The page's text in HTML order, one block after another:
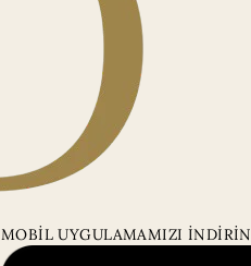
MOBİL UYGULAMAMIZI İNDİRİN